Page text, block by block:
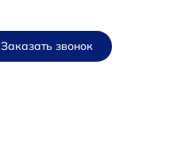
Заказать звонок